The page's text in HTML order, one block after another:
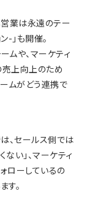
営業は永遠のテー
-」も開催。
ムや、マーケティ
売上向上のため
ムがどう連携で
、セールス側では
い」、マーケティ
ローしているの
す。